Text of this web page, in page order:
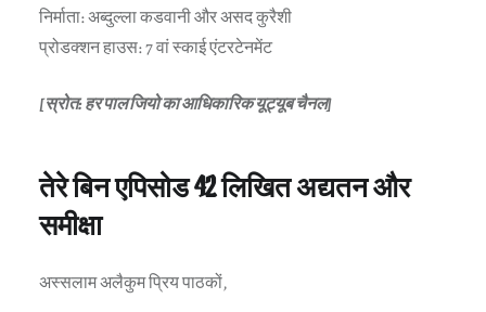
निर्माता: अब्दुल्ला कडवानी और असद कुरैशी
प्रोडक्शन हाउस: 7 वां स्काई एंटरटेनमेंट
[स्रोत: हर पाल जियो का आधिकारिक यूट्यूब चैनल]
तेरे बिन एपिसोड 42 लिखित अद्यतन और
समीक्षा
अस्सलाम अलैकुम प्रिय पाठकों,